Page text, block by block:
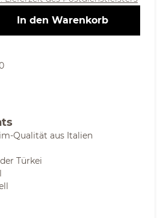
Gib den
In den Warenkorb
Qualität aus Italien
Türkei